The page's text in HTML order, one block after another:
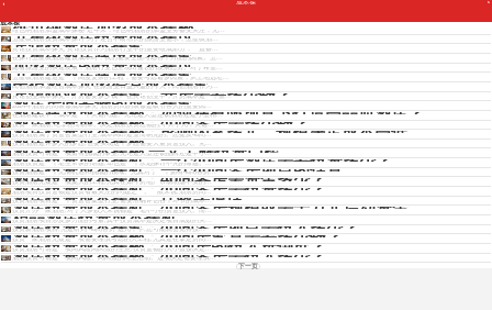
成本探
成本探维也纳酒店加盟成本探秘
维也纳酒店加盟成本探秘 近年来，维也纳酒店的加盟业务备受关注，无...
五星级酒店投资成本探讨
五星级酒店投资成本探讨 为了迎合不断增长的旅游业需求，五星级酒...
宾馆投资成本探究
宾馆投资成本探究 宾馆投资作为酒店行业中的重要组成部分，一直备...
五星级酒店建设成本探究
在探讨五星级酒店建设成本时，我们需要全面考虑各个方面的因素。五...
加盟酒店的投资成本探讨
随着旅游业的快速发展，酒店行业也呈现出蓬勃的发展态势。对于希望...
五星级酒店建造成本探究
五星级酒店建造是一个高度复杂的工程，需要考虑诸多因素，从土地选址...
民宿酒店加盟经营成本探究
民宿酒店加盟经营成本探究 在旅游业日益兴盛的今天，民宿酒店作为...
宾馆创业成本探究：开房需要多少钱？
宾馆创业成本探究：开房需要多少钱？ 在宾馆创业中，开房成本是一个重...
酒店房间装修的成本探究
2024年酒店房间装修成本探究 酒店房间的装修是吸引客人的重要因...
酒店建设成本探秘：如何在有限预算下打造高品质酒店？
在酒店建设中，成本是一个关键问题。无论是大型连锁酒店还是小型精...
酒店投资成本探秘：40间客房需多少钱？
投资一家酒店,绝非轻而易举。决定酒店投资总额的,不外乎几个关键...
酒店投资成本探秘：影响因素多元，规模决定成本高低
投资酒店属于资金密集型行业,成本高昂是显而易见的。您提及40间...
酒店投资成本探秘
投资酒店是许多人的梦想,但要实现这个梦想需要大量资金投入。究...
酒店投资成本探秘 一文了解投资门槛
酒店投资可谓是一项富有挑战的事业,无论是大型连锁品牌还是中小...
酒店投资成本探析：一个40间房酒店需要投资多少？
酒店投资是一个老生常谈的话题,却也是一个永远探讨不完的命题。...
酒店投资成本探析：一个40间客房项目的估算
投资酒店是一个充满机遇和挑战的领域。尤其对于一个拥有40间客房...
酒店投资成本探析：40间客房需资金多少？
投资酒店无疑是一项庞大的工程,尤其在如今房地产市场动荡不安的...
酒店投资成本探析：40间客房需投资多少？
酒店项目投资金额是投资者最关注的问题之一。一般来说,酒店房间...
酒店投资成本探析，让数字说话
投资酒店项目是一个资金密集型行业,需要准确评估各个环节的成本...
酒店投资成本探析，40间客房规模或需千万元启动资金
投资开办一家酒店,对于大多数人来说都是一笔不小的资金投入。而...
精品酒店投资成本探析
投资酒店项目涉及多方面的考量,其中投资成本是决定项目成败的关...
酒店投资成本探究：40间客房项目需投入多少？
投资新酒店项目,光是听到"40间客房"这几个字,您可能就会觉得投...
酒店投资成本探秘：40间房究竟需要多少钱？
投资一家酒店无疑是一项需要谨慎考虑的大工程,尤其是在拿定房间...
酒店投资成本探秘：40间房的投入难倒谁？
投资酒店可谓是一项高风险高回报的生意,投资金额的大小直接决定...
酒店投资成本探秘：40间客房需投入多少？
酒店投资可谓是一项高风险、高回报的商业活动。这项决定需要谨慎...
下一页
Copyright © 2012 - 2025 www.jiudianjiameng.cc. All Rights Reserved. 酒店加盟版权所有
免费获取各酒店招商资料
免费获取招商资料